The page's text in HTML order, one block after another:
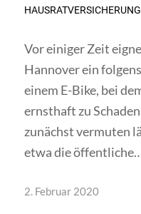
HAUSRATVERSICHERUNG
Vor einiger Zeit
Hannover ein
einem E-Bike, bei
ernsthaft zu
zunächst vermuten
etwa die
2. Februar 2020